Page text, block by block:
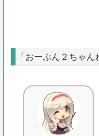
「おーぷん２ちゃ